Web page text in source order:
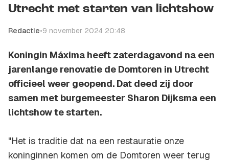
Utrecht met starten van lichtshow
Redactie•9 november 2024 20:48
Koningin Máxima heeft zaterdagavond na een
jarenlange renovatie de Domtoren in Utrecht
officieel weer geopend. Dat deed zij door
samen met burgemeester Sharon Dijksma een
lichtshow te starten.
"Het is traditie dat na een restauratie onze
koninginnen komen om de Domtoren weer terug